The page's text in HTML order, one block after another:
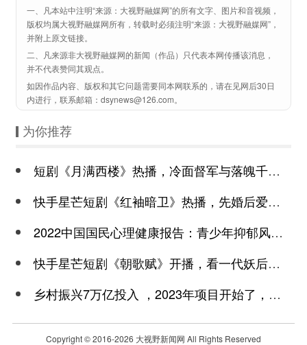
一、凡本站中注明“来源：大视野融媒网”的所有文字、图片和音视频，
版权均属大视野融媒网所有，转载时必须注明“来源：大视野融媒网”，
并附上原文链接。
二、凡来源非大视野融媒网的新闻（作品）只代表本网传播该消息，
并不代表赞同其观点。
如因作品内容、版权和其它问题需要同本网联系的，请在见网后30日
内进行，联系邮箱：dsynews@126.com。
为你推荐
短剧《月满西楼》热播，冷面督军与落魄千金谱写民国传奇
快手星芒短剧《红袖暗卫》热播，先婚后爱诠释别样浪漫
2022中国国民心理健康报告：青少年抑郁风险高于成年
快手星芒短剧《朝歌赋》开播，看一代妖后与心机皇上极限拉扯
乡村振兴7万亿投入 ，2023年项目开始了，总有一个适合你
Copyright © 2016-2026 大视野新闻网 All Rights Reserved